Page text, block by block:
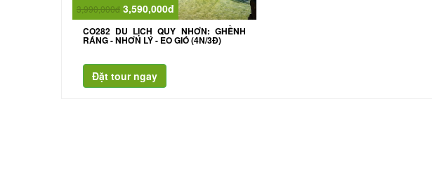
3,990,000đ 3,590,000đ
CO282 DU LỊCH QUY NHƠN: GHỀNH
RÁNG - NHƠN LÝ - EO GIÓ (4N/3Đ)